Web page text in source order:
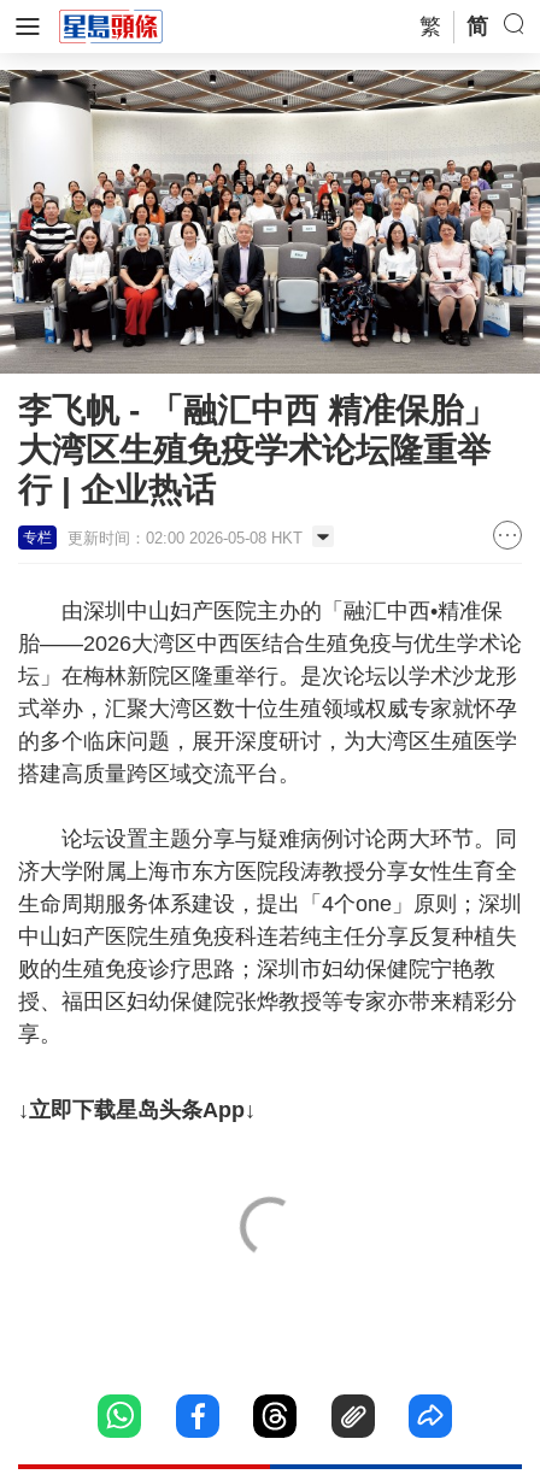
繁 简
李飞帆 - 「融汇中西 精准保胎」
大湾区生殖免疫学术论坛隆重举
行 | 企业热话
专栏 更新时间：02:00 2026-05-08 HKT
由深圳中山妇产医院主办的「融汇中西•精准保
胎——2026大湾区中西医结合生殖免疫与优生学术论
坛」在梅林新院区隆重举行。是次论坛以学术沙龙形
式举办，汇聚大湾区数十位生殖领域权威专家就怀孕
的多个临床问题，展开深度研讨，为大湾区生殖医学
搭建高质量跨区域交流平台。
论坛设置主题分享与疑难病例讨论两大环节。同
济大学附属上海市东方医院段涛教授分享女性生育全
生命周期服务体系建设，提出「4个one」原则；深圳
中山妇产医院生殖免疫科连若纯主任分享反复种植失
败的生殖免疫诊疗思路；深圳市妇幼保健院宁艳教
授、福田区妇幼保健院张烨教授等专家亦带来精彩分
享。
↓立即下载星岛头条App↓